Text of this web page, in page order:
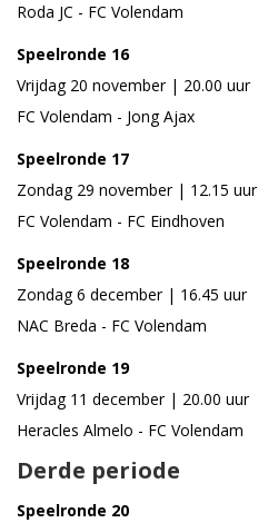
Roda JC - FC Volendam
Speelronde 16
Vrijdag 20 november | 20.00 uur
FC Volendam - Jong Ajax
Speelronde 17
Zondag 29 november | 12.15 uur
FC Volendam - FC Eindhoven
Speelronde 18
Zondag 6 december | 16.45 uur
NAC Breda - FC Volendam
Speelronde 19
Vrijdag 11 december | 20.00 uur
Heracles Almelo - FC Volendam
Derde periode
Speelronde 20